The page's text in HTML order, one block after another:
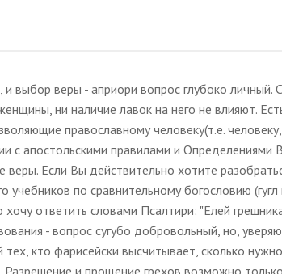
выбор веры - априори вопрос глубоко личный.
ни наличие лавок на него не влияют.
православному человеку(т.е.
с апостольскими правилами и Определениями
веры. Если Вы действительно хотите
учебников по сравнительному богословию
ответить словами Псалтири: "Елей
- вопрос сугубо добровольный, но,
кто фарисейски высчитывает, сколько
Разрешение и прощение грехов возможно